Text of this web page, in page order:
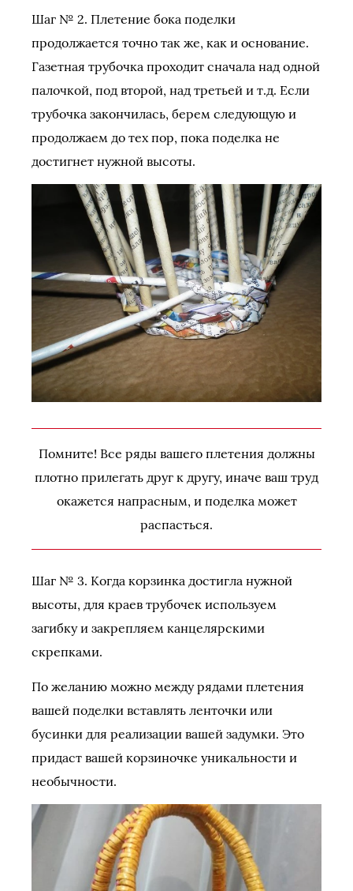
Шаг № 2. Плетение бока поделки
продолжается точно так же, как и основание.
Газетная трубочка проходит сначала над одной
палочкой, под второй, над третьей и т.д. Если
трубочка закончилась, берем следующую и
продолжаем до тех пор, пока поделка не
достигнет нужной высоты.
Помните! Все ряды вашего плетения должны
плотно прилегать друг к другу, иначе ваш труд
окажется напрасным, и поделка может
распасться.
Шаг № 3. Когда корзинка достигла нужной
высоты, для краев трубочек используем
загибку и закрепляем канцелярскими
скрепками.
По желанию можно между рядами плетения
вашей поделки вставлять ленточки или
бусинки для реализации вашей задумки. Это
придаст вашей корзиночке уникальности и
необычности.